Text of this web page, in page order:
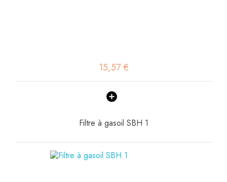
15,57 €
Filtre à gasoil SBH 1